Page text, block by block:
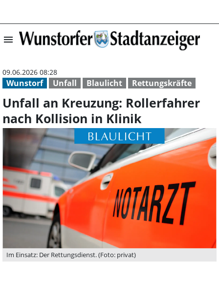
menu Unfall an
Wunstorf Unfall Blaulicht Rettungskräfte
09.06.2026 08:28
Unfall an Kreuzung: Rollerfahrer
nach Kollision in Klinik
Im Einsatz: Der Rettungsdienst. (Foto: privat)